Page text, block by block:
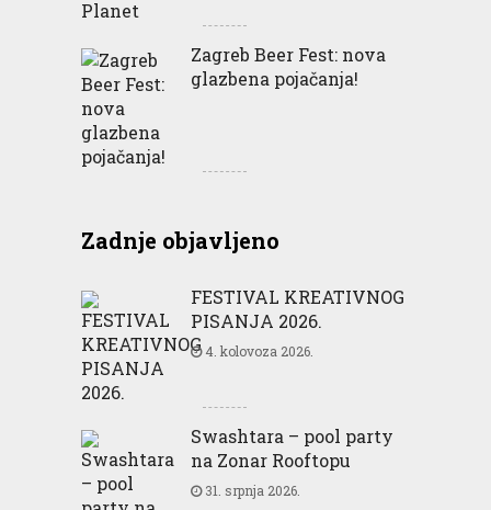
Zagreb Beer Fest: nova
glazbena pojačanja!
Zadnje objavljeno
FESTIVAL KREATIVNOG
PISANJA 2026.
4. kolovoza 2026.
Swashtara – pool party
na Zonar Rooftopu
31. srpnja 2026.